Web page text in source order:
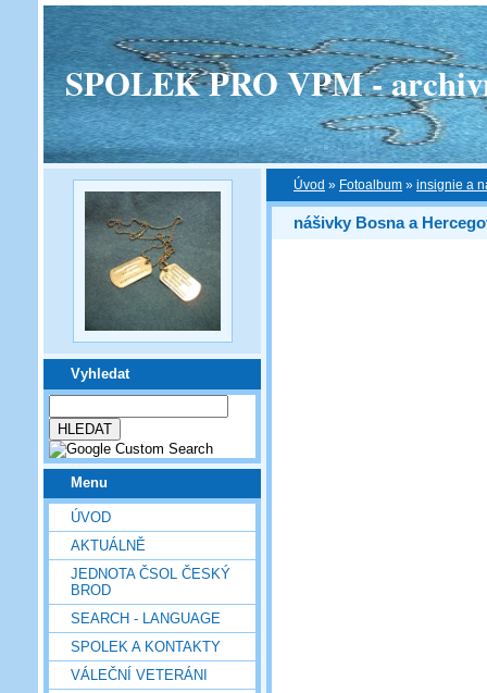
SPOLEK PRO VPM -
Vyhledat
Menu
ÚVOD
AKTUÁLNĚ
JEDNOTA ČSOL ČESKÝ
BROD
SEARCH - LANGUAGE
SPOLEK A KONTAKTY
VÁLEČNÍ VETERÁNI
Úvod » Fotoalbum » insignie a
nášivky Bosna a